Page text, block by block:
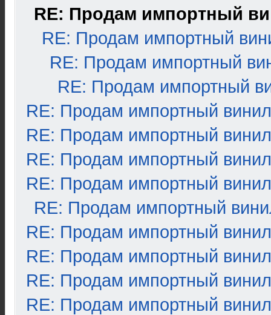
RE: Продам импортный
RE: Продам импортный
RE: Продам импортный
RE: Продам импортный
RE: Продам импортный винил
RE: Продам импортный винил
RE: Продам импортный винил
RE: Продам импортный винил
RE: Продам импортный
RE: Продам импортный винил
RE: Продам импортный винил
RE: Продам импортный винил
RE: Продам импортный винил